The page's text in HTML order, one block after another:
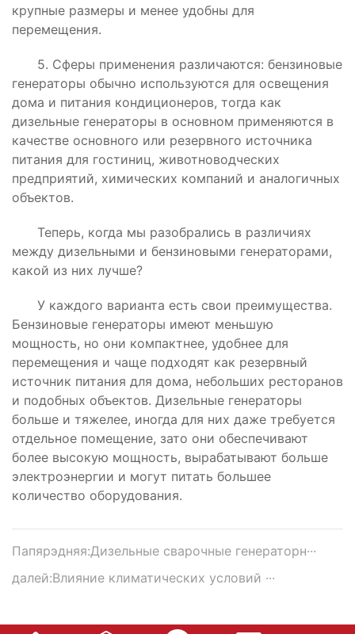
крупные размеры и менее удобны для
перемещения.
5. Сферы применения различаются: бензиновые
генераторы обычно используются для освещения
дома и питания кондиционеров, тогда как
дизельные генераторы в основном применяются в
качестве основного или резервного источника
питания для гостиниц, животноводческих
предприятий, химических компаний и аналогичных
объектов.
Теперь, когда мы разобрались в различиях
между дизельными и бензиновыми генераторами,
какой из них лучше?
У каждого варианта есть свои преимущества.
Бензиновые генераторы имеют меньшую
мощность, но они компактнее, удобнее для
перемещения и чаще подходят как резервный
источник питания для дома, небольших ресторанов
и подобных объектов. Дизельные генераторы
больше и тяжелее, иногда для них даже требуется
отдельное помещение, зато они обеспечивают
более высокую мощность, вырабатывают больше
электроэнергии и могут питать большее
количество оборудования.
Папярэдняя:Дизельные сварочные генераторн···
далей:Влияние климатических условий ···